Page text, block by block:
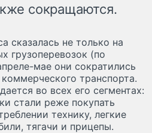
сокращаются.
сказалась не только на
грузоперевозок (по
мае они сократились
транспорта.
во всех его сегментах:
стали реже покупать
технику, легкие
тягачи и прицепы.